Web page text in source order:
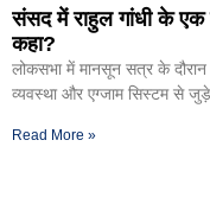
संसद में राहुल गांधी के एक
कहा?
लोकसभा में मानसून सत्र के दौरान
व्यवस्था और एग्जाम सिस्टम से जुड़े
Read More »